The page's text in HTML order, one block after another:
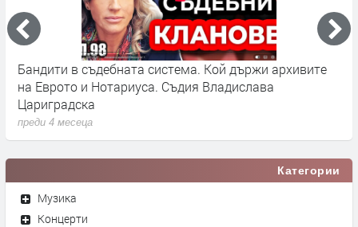
Бандити в съдебната система. Кой държи архивите
на Еврото и Нотариуса. Съдия Владислава
Цариградска
преди 4 месеца
Категории
Музика
Концерти